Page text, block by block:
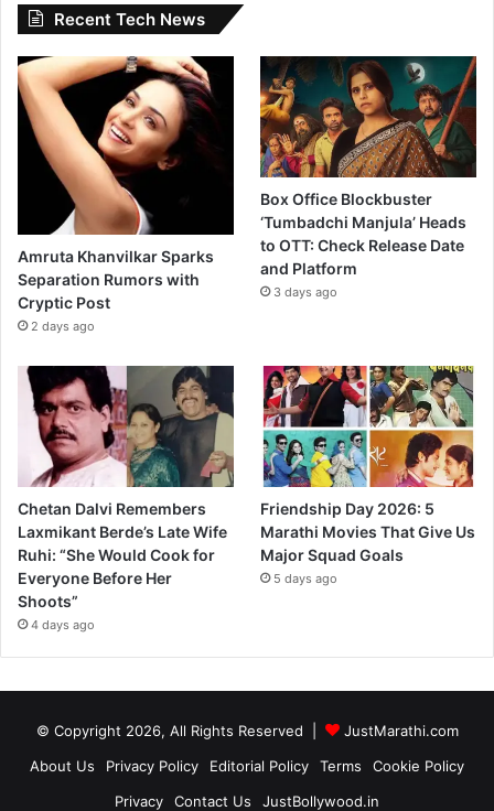
Recent Tech News
Amruta Khanvilkar Sparks
Separation Rumors with
Cryptic Post
2 days ago
Box Office Blockbuster
‘Tumbadchi Manjula’ Heads
to OTT: Check Release Date
and Platform
3 days ago
Chetan Dalvi Remembers
Laxmikant Berde’s Late Wife
Ruhi: “She Would Cook for
Everyone Before Her
Shoots”
4 days ago
Friendship Day 2026: 5
Marathi Movies That Give Us
Major Squad Goals
5 days ago
© Copyright 2026, All Rights Reserved |
JustMarathi.com
About Us
Privacy Policy Editorial Policy Terms
Cookie Policy
Privacy
Contact Us JustBollywood.in